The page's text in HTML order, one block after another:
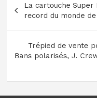
de
l’article
La cartouche Super
record du monde
Trépied de vente
Bans polarisés, J.